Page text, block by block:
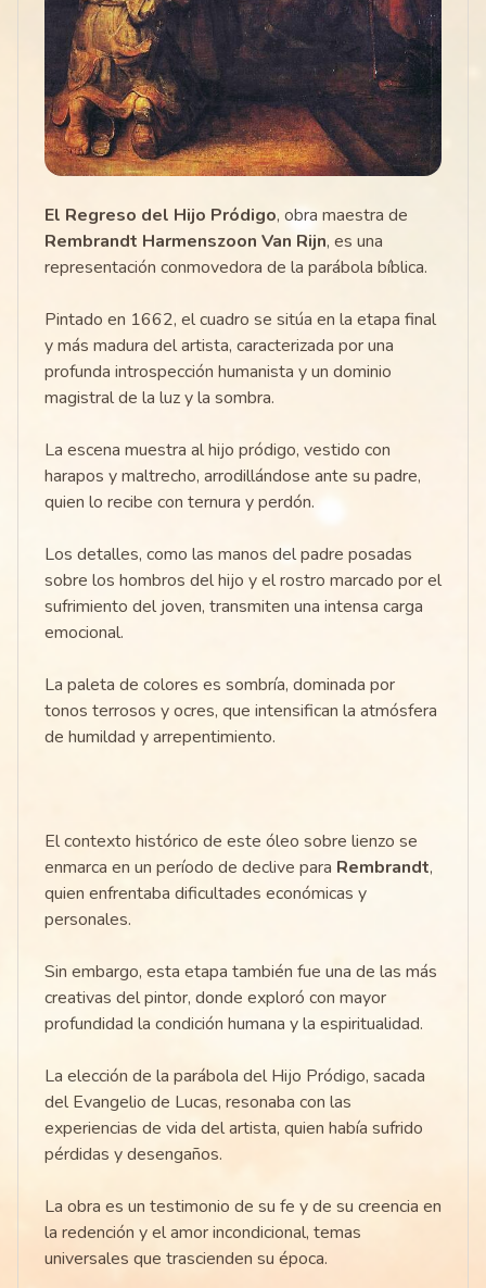
El Regreso del Hijo Pródigo, obra maestra de
Rembrandt Harmenszoon Van Rijn, es una
representación conmovedora de la parábola bíblica.
Pintado en 1662, el cuadro se sitúa en la etapa final
y más madura del artista, caracterizada por una
profunda introspección humanista y un dominio
magistral de la luz y la sombra.
La escena muestra al hijo pródigo, vestido con
harapos y maltrecho, arrodillándose ante su padre,
quien lo recibe con ternura y perdón.
Los detalles, como las manos del padre posadas
sobre los hombros del hijo y el rostro marcado por el
sufrimiento del joven, transmiten una intensa carga
emocional.
La paleta de colores es sombría, dominada por
tonos terrosos y ocres, que intensifican la atmósfera
de humildad y arrepentimiento.
El contexto histórico de este óleo sobre lienzo se
enmarca en un período de declive para Rembrandt,
quien enfrentaba dificultades económicas y
personales.
Sin embargo, esta etapa también fue una de las más
creativas del pintor, donde exploró con mayor
profundidad la condición humana y la espiritualidad.
La elección de la parábola del Hijo Pródigo, sacada
del Evangelio de Lucas, resonaba con las
experiencias de vida del artista, quien había sufrido
pérdidas y desengaños.
La obra es un testimonio de su fe y de su creencia en
la redención y el amor incondicional, temas
universales que trascienden su época.